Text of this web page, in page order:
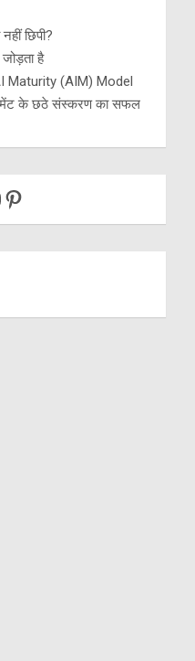
छिपी?
जोड़ता है
Maturity (AIM) Model
के छठे संस्करण का सफल
Pinterest